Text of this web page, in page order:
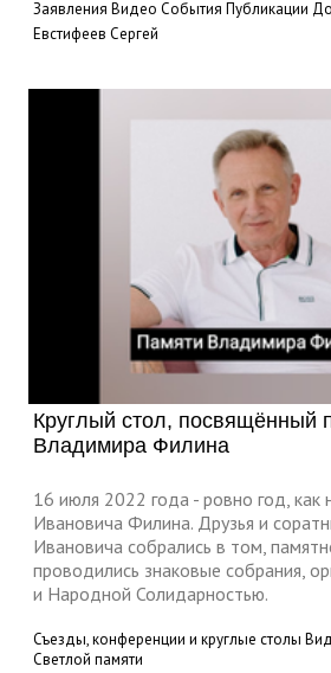
Заявления Видео События Публикации
Евстифеев Сергей
Круглый стол, посвящённый
Владимира Филина
16 июля 2022 года - ровно год, как
Ивановича Филина. Друзья и
Ивановича собрались в том,
проводились знаковые собрания,
и Народной Солидарностью.
Съезды, конференции и круглые столы
Светлой памяти